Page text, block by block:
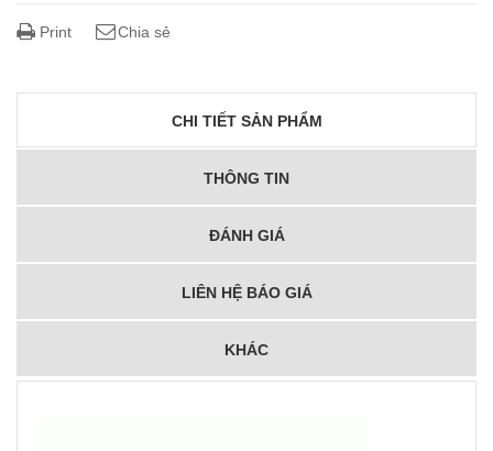
Print Chia sẻ
CHI TIẾT SẢN PHẨM
THÔNG TIN
ĐÁNH GIÁ
LIÊN HỆ BÁO GIÁ
KHÁC